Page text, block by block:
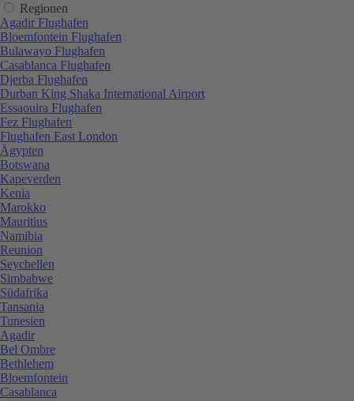
Regionen
Agadir Flughafen
Bloemfontein Flughafen
Bulawayo Flughafen
Casablanca Flughafen
Djerba Flughafen
Durban King Shaka International Airport
Essaouira Flughafen
Fez Flughafen
Flughafen East London
Ägypten
Botswana
Kapeverden
Kenia
Marokko
Mauritius
Namibia
Reunion
Seychellen
Simbabwe
Südafrika
Tansania
Tunesien
Agadir
Bel Ombre
Bethlehem
Bloemfontein
Casablanca